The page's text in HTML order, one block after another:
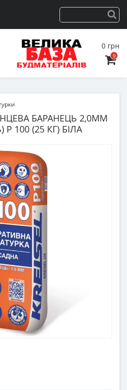
0 грн
0
БАРАНЕЦЬ 2,0ММ
Р 100 (25 КГ) БІЛА